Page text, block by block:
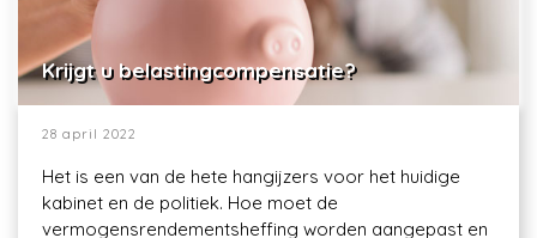
Krijgt u belastingcompensatie?
28 april 2022
Het is een van de hete hangijzers voor het huidige
kabinet en de politiek. Hoe moet de
vermogensrendementsheffing worden aangepast en